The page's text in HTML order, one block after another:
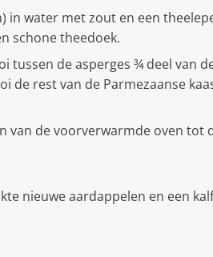
in water met zout en een
schone theedoek.
tussen de asperges ¾ deel van
de rest van de Parmezaanse
van de voorverwarmde oven tot
nieuwe aardappelen en een